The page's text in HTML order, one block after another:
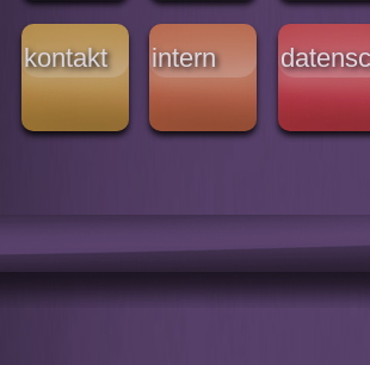
kontakt intern